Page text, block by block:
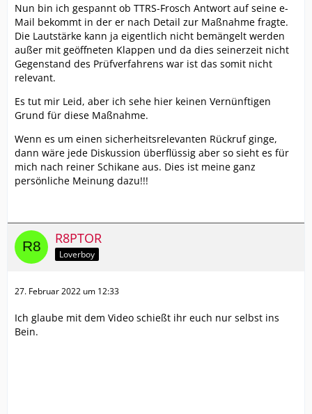
Nun bin ich gespannt ob TTRS-Frosch Antwort auf seine e-
Mail bekommt in der er nach Detail zur Maßnahme fragte.
Die Lautstärke kann ja eigentlich nicht bemängelt werden
außer mit geöffneten Klappen und da dies seinerzeit nicht
Gegenstand des Prüfverfahrens war ist das somit nicht
relevant.
Es tut mir Leid, aber ich sehe hier keinen Vernünftigen
Grund für diese Maßnahme.
Wenn es um einen sicherheitsrelevanten Rückruf ginge,
dann wäre jede Diskussion überflüssig aber so sieht es für
mich nach reiner Schikane aus. Dies ist meine ganz
persönliche Meinung dazu!!!
R8PTOR
Loverboy
27. Februar 2022 um 12:33
Ich glaube mit dem Video schießt ihr euch nur selbst ins
Bein.